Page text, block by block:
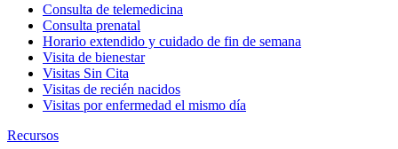
Consulta de telemedicina
Consulta prenatal
Horario extendido y cuidado de fin de semana
Visita de bienestar
Visitas Sin Cita
Visitas de recién nacidos
Visitas por enfermedad el mismo día
Recursos